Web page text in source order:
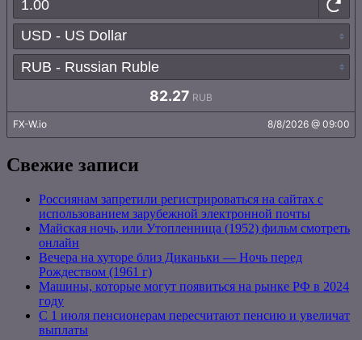
Свежие записи
Россиянам запретили регистрироваться на сайтах с
использованием зарубежной электронной почты
Майская ночь, или Утопленница (1952) фильм смотреть
онлайн
Вечера на хуторе близ Диканьки — Ночь перед
Рождеством (1961 г)
Машины, которые могут появиться на рынке РФ в 2024
году
С 1 июля пенсионерам пересчитают пенсию и увеличат
выплаты